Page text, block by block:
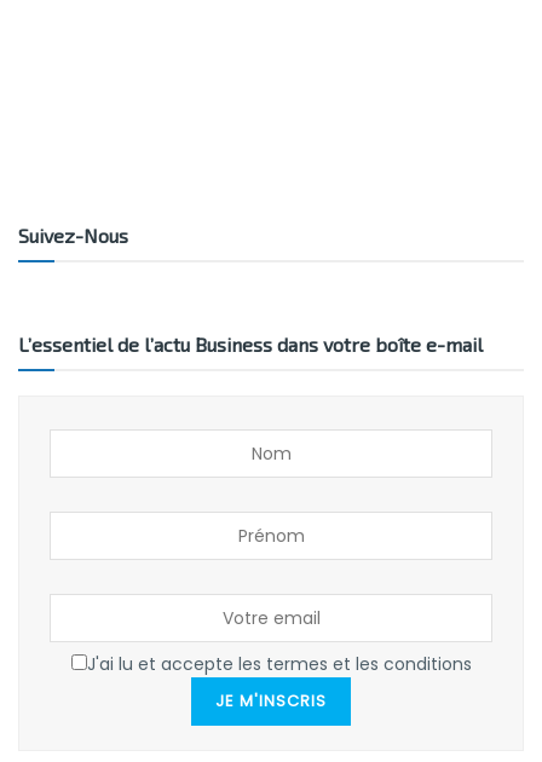
Suivez-Nous
L’essentiel de l’actu Business dans votre boîte e-mail
J'ai lu et accepte les termes et les conditions
JE M'INSCRIS